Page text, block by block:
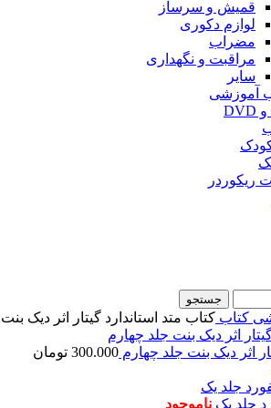
قمیش و سرساز
لوازم دکوری
مضراب
مراقبت و نگهداری
سایر
ریکوردر
جستجو
کتاب کتاب متد استاندارد گیتار اثر دیک
اثر دیک بنت جلد چهارم 300.000 تومان
جلد یک ناموجود